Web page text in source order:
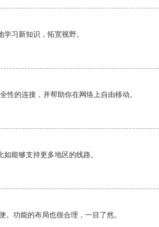
习新知识，拓宽视野。
性的连接，并帮助你在网络上自由移动。
能够支持更多地区的线路。
功能的布局也很合理，一目了然。